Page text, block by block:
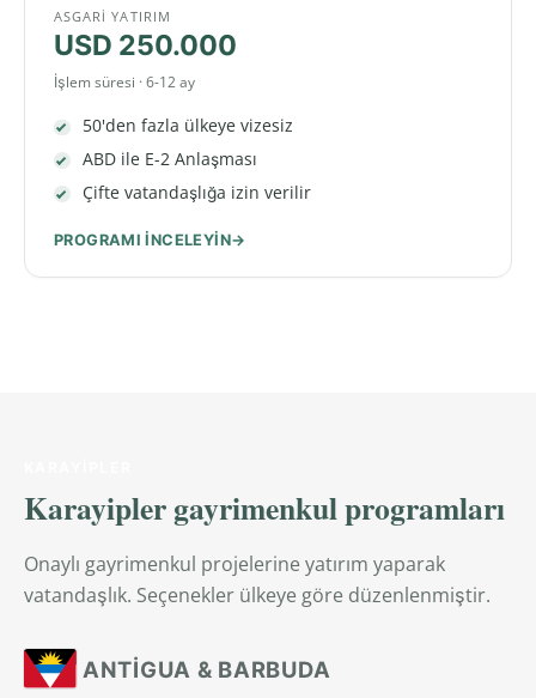
ASGARI YATIRIM
USD 250.000
İşlem süresi · 6-12 ay
50'den fazla ülkeye vizesiz
ABD ile E-2 Anlaşması
Çifte vatandaşlığa izin verilir
PROGRAMI INCELEYIN
Karayipler gayrimenkul programları
Onaylı gayrimenkul projelerine yatırım yaparak
vatandaşlık. Seçenekler ülkeye göre düzenlenmiştir.
ANTIGUA & BARBUDA